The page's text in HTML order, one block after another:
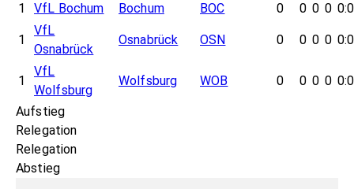
1 VfL Bochum Bochum BOC 0 0 0 0 0:0
1
VfL
Osnabrück
Osnabrück OSN 0 0 0 0 0:0
1
VfL
Wolfsburg
Wolfsburg WOB 0 0 0 0 0:0
Aufstieg
Relegation
Relegation
Abstieg